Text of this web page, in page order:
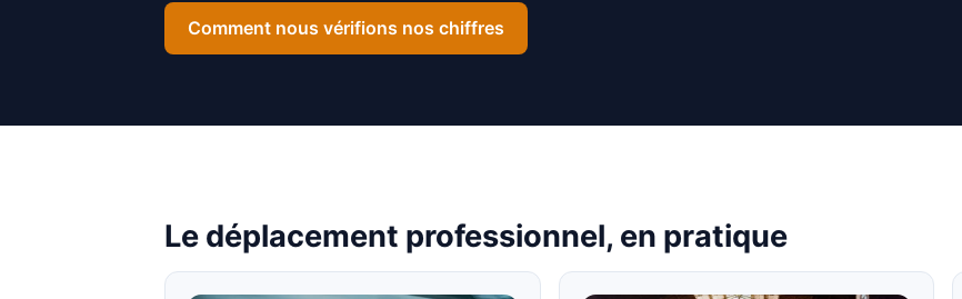
Comment nous vérifions nos chiffres
Le déplacement professionnel, en pratique